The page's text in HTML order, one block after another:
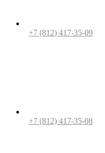
+7 (812) 417-35-09
+7 (812) 417-35-08